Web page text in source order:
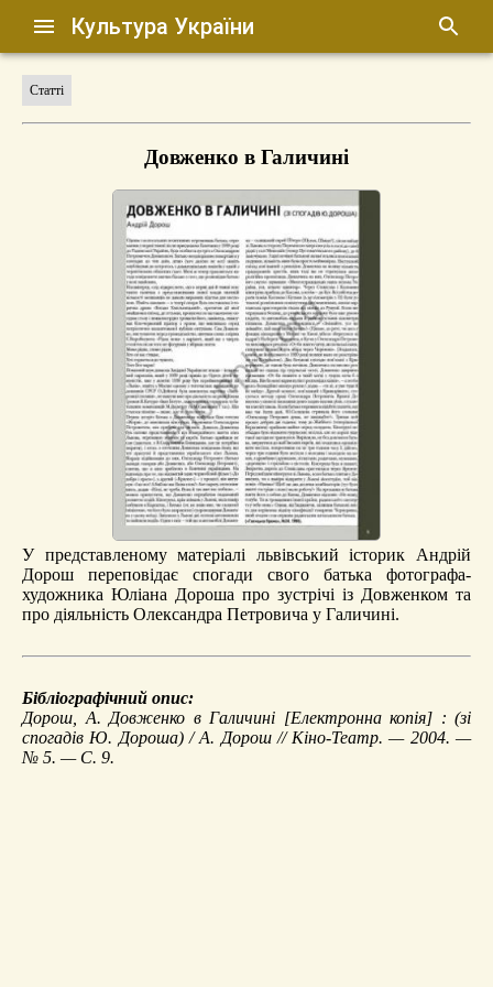
Культура України
Статті
Довженко в Галичині
У представленому матеріалі львівський історик Андрій
Дорош переповідає спогади свого батька фотографа-
художника Юліана Дороша про зустрічі із Довженком та
про діяльність Олександра Петровича у Галичині.
Бібліографічний опис:
Дорош, А. Довженко в Галичині [Електронна копія] : (зі
спогадів Ю. Дороша) / А. Дорош // Кіно-Театр. — 2004. —
№ 5. — С. 9.